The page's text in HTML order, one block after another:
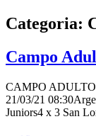
São
José
Categoria:
Campo
CAMPO ADULTO
21/03/21
Juniors4 x 3 San